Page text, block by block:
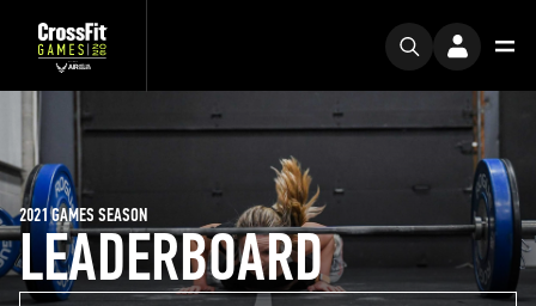
LEADERBOARD
2021 GAMES SEASON